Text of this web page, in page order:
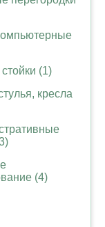
(1)
кресла
(4)